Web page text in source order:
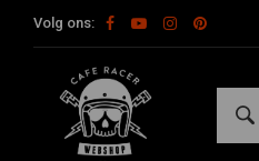
Volg ons:
Home The Workshop
OSCO
Kettingsmeerset